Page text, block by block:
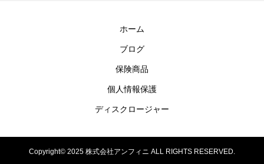
ホーム
ブログ
保険商品
個人情報保護
ディスクロージャー
Copyright© 2025 株式会社アンフィニ ALL RIGHTS RESERVED.
お問い合わせ電話